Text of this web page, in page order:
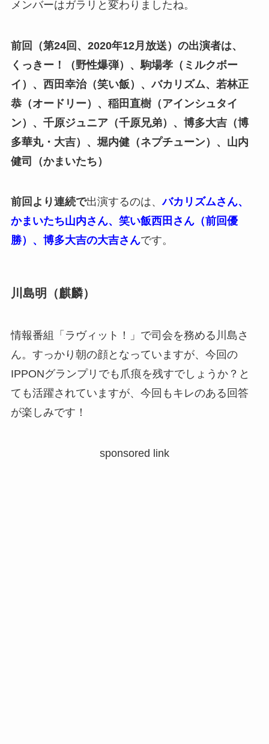
メンバーはガラリと変わりましたね。
前回（第24回、2020年12月放送）の出演者は、
くっきー！（野性爆弾）、駒場孝（ミルクボー
イ）、西田幸治（笑い飯）、バカリズム、若林正
恭（オードリー）、稲田直樹（アインシュタイ
ン）、千原ジュニア（千原兄弟）、博多大吉（博
多華丸・大吉）、堀内健（ネプチューン）、山内
健司（かまいたち）
前回より連続で出演するのは、バカリズムさん、
かまいたち山内さん、笑い飯西田さん（前回優
勝）、博多大吉の大吉さんです。
川島明（麒麟）
情報番組「ラヴィット！」で司会を務める川島さ
ん。すっかり朝の顔となっていますが、今回の
IPPONグランプリでも爪痕を残すでしょうか？と
ても活躍されていますが、今回もキレのある回答
が楽しみです！
sponsored link